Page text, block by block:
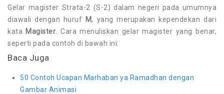
Gelar magister Strata-2 (S-2) dalam negeri pada umumnya
diawali dengan huruf M, yang merupakan kependekan dari
kata Magister . Cara menuliskan gelar magister yang benar,
seperti pada contoh di bawah ini:
Baca Juga
50 Contoh Ucapan Marhaban ya Ramadhan dengan
Gambar Animasi